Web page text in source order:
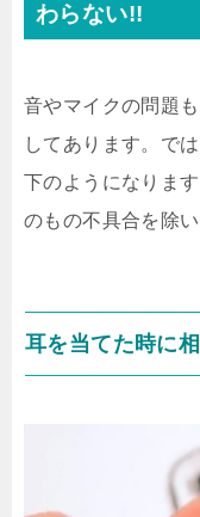
わらない!!
音やマイクの問題
してあります。で
下のようになりま
のもの不具合を除い
耳を当てた時に